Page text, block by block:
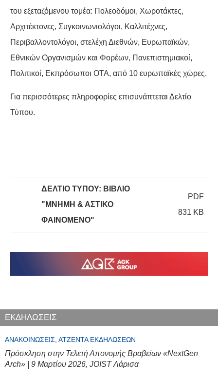
του εξεταζόμενου τομέα: Πολεοδόμοι, Χωροτάκτες,
Αρχιτέκτονες, Συγκοινωνιολόγοι, Καλλιτέχνες,
Περιβαλλοντολόγοι, στελέχη Διεθνών, Ευρωπαϊκών,
Εθνικών Οργανισμών και Φορέων, Πανεπιστημιακοί,
Πολιτικοί, Εκπρόσωποι ΟΤΑ, από 10 ευρωπαϊκές χώρες.
Για περισσότερες πληροφορίες επισυνάπτεται Δελτίο
Τύπου.
ΔΕΛΤΙΟ ΤΥΠΟΥ: ΒΙΒΛΙΟ
"ΜΝΗΜΗ & ΑΣΤΙΚΟ
ΦΑΙΝΟΜΕΝΟ"
PDF
831 KB
ΕΚΔΗΛΩΣΕΙΣ
ΑΝΑΚΟΙΝΏΣΕΙΣ, ΑΤΖΈΝΤΑ ΕΚΔΗΛΏΣΕΩΝ
Πρόσκληση στην Τελετή Απονομής Βραβείων «NextGen
Arch» | 9 Μαρτίου 2026, JOIST Λάρισα